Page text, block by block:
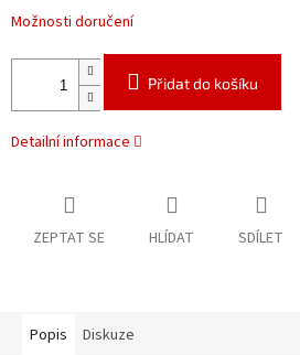
Možnosti doručení
Přidat do košíku
Detailní informace
ZEPTAT SE HLÍDAT SDÍLET
Popis Diskuze